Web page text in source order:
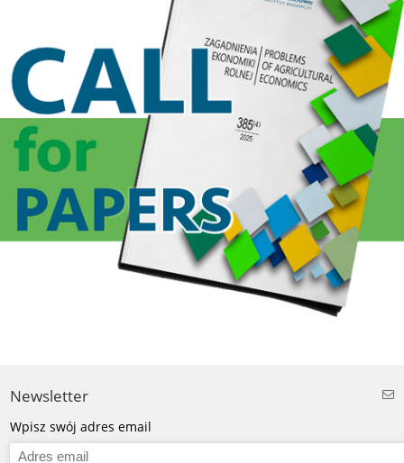
Newsletter
Wpisz swój adres email